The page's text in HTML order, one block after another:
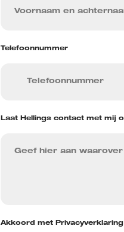
Telefoonnummer
Laat Hellings contact met mij
Akkoord met